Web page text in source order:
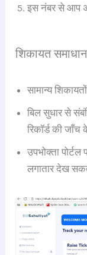
इस नंबर से आप
शिकायत
सामान्य
बिल सुधार से
रिकॉर्ड की जाँच
उपभोक्ता
लगातार देख